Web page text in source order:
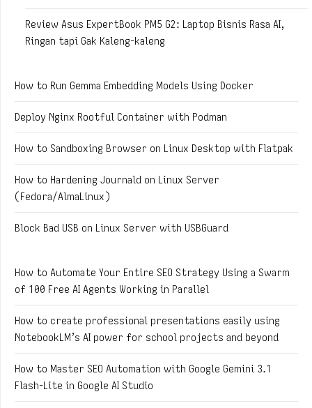
Review Asus ExpertBook PM5 G2: Laptop Bisnis Rasa AI,
Ringan tapi Gak Kaleng-kaleng
How to Run Gemma Embedding Models Using Docker
Deploy Nginx Rootful Container with Podman
How to Sandboxing Browser on Linux Desktop with Flatpak
How to Hardening Journald on Linux Server
(Fedora/AlmaLinux)
Block Bad USB on Linux Server with USBGuard
How to Automate Your Entire SEO Strategy Using a Swarm
of 100 Free AI Agents Working in Parallel
How to create professional presentations easily using
NotebookLM’s AI power for school projects and beyond
How to Master SEO Automation with Google Gemini 3.1
Flash-Lite in Google AI Studio